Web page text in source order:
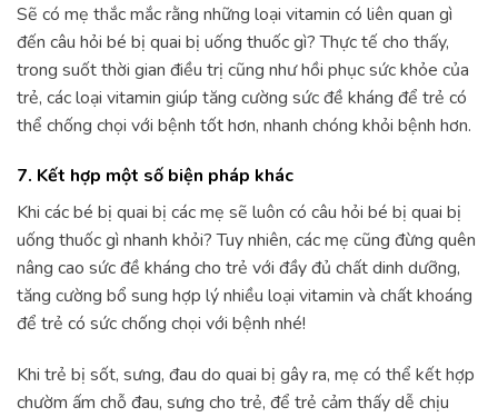
Sẽ có mẹ thắc mắc rằng những loại vitamin có liên quan gì
đến câu hỏi bé bị quai bị uống thuốc gì? Thực tế cho thấy,
trong suốt thời gian điều trị cũng như hồi phục sức khỏe của
trẻ, các loại vitamin giúp tăng cường sức đề kháng để trẻ có
thể chống chọi với bệnh tốt hơn, nhanh chóng khỏi bệnh hơn.
7. Kết hợp một số biện pháp khác
Khi các bé bị quai bị các mẹ sẽ luôn có câu hỏi bé bị quai bị
uống thuốc gì nhanh khỏi? Tuy nhiên, các mẹ cũng đừng quên
nâng cao sức đề kháng cho trẻ với đầy đủ chất dinh dưỡng,
tăng cường bổ sung hợp lý nhiều loại vitamin và chất khoáng
để trẻ có sức chống chọi với bệnh nhé!
Khi trẻ bị sốt, sưng, đau do quai bị gây ra, mẹ có thể kết hợp
chườm ấm chỗ đau, sưng cho trẻ, để trẻ cảm thấy dễ chịu